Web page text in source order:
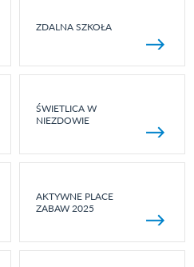
ZDALNA SZKOŁA
ŚWIETLICA W
NIEZDOWIE
AKTYWNE PLACE
ZABAW 2025